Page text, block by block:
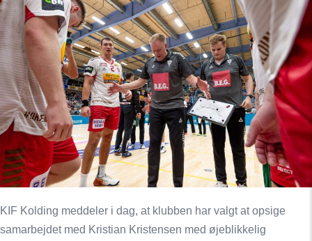
Kolding
opsiger
samarbejdet
Cheftræner
Kristian
Kristensen
KIF Kolding meddeler i dag, at klubben har valgt at opsige
samarbejdet med Kristian Kristensen med øjeblikkelig